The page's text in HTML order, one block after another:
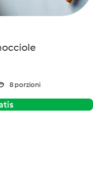
8 porzioni